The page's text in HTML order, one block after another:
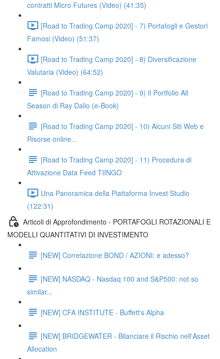
contratti Micro Futures (Video) (41:35)
[Road to Trading Camp 2020] - 7) Portafogli e Gestori
Famosi (Video) (51:37)
[Road to Trading Camp 2020] - 8) Diversificazione
Valutaria (Video) (64:52)
[Road to Trading Camp 2020] - 9) Il Portfolio All
Season di Ray Dalio (e-Book)
[Road to Trading Camp 2020] - 10) Alcuni Siti Web e
Risorse online...
[Road to Trading Camp 2020] - 11) Procedura di
Attivazione Data Feed TIINGO
Una Panoramica della Piattaforma Invest Studio
(122:31)
Articoli di Approfondimento - PORTAFOGLI ROTAZIONALI E
MODELLI QUANTITATIVI DI INVESTIMENTO
[NEW] Correlazione BOND / AZIONI: e adesso?
[NEW] NASDAQ - Nasdaq 100 and S&P500: not so
similar...
[NEW] CFA INSTITUTE - Buffett's Alpha
[NEW] BRIDGEWATER - Bilanciare il Rischio nell'Asset
Allocation